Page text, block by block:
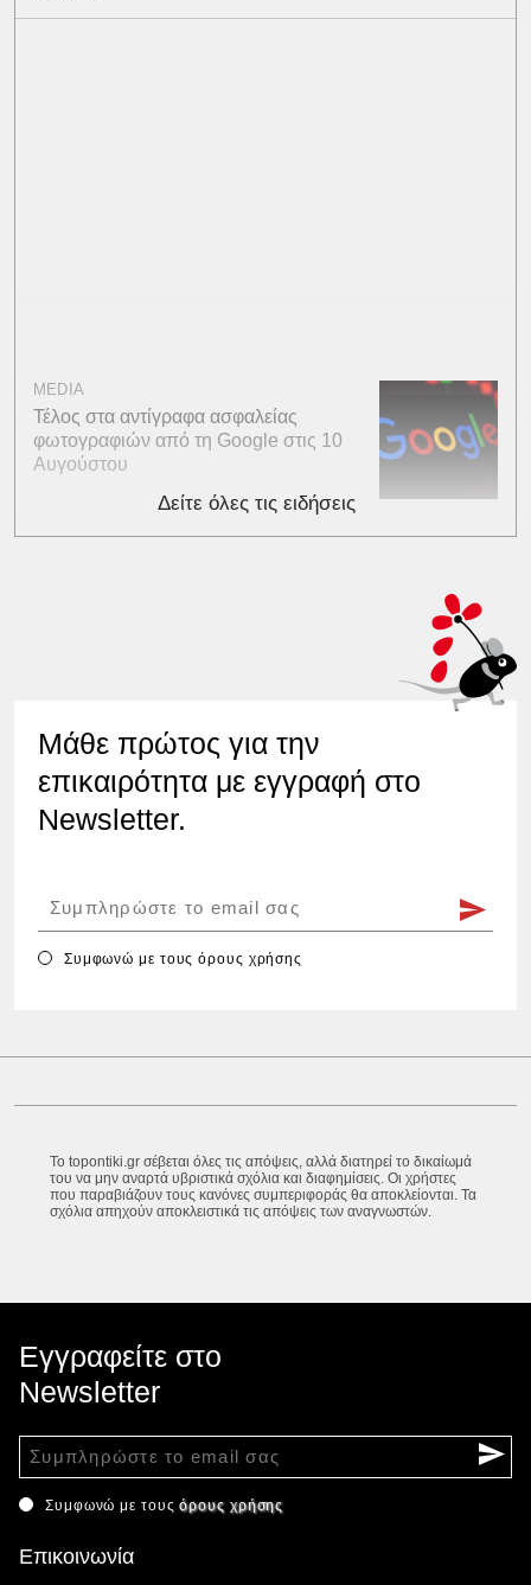
MEDIA
Τέλος στα αντίγραφα ασφαλείας
φωτογραφιών από τη Google στις 10
Αυγούστου
Δείτε όλες τις ειδήσεις
Μάθε πρώτος για την
επικαιρότητα με εγγραφή στο
Newsletter.
Συμφωνώ με τουςόρους χρήσης
Το topontiki.gr σέβεται όλες τις απόψεις, αλλά διατηρεί το δικαίωμά
του να μην αναρτά υβριστικά σχόλια και διαφημίσεις. Οι χρήστες
που παραβιάζουν τους κανόνες συμπεριφοράς θα αποκλείονται. Τα
σχόλια απηχούν αποκλειστικά τις απόψεις των αναγνωστών.
Εγγραφείτε στο
Newsletter
Συμφωνώ με τουςόρους χρήσης
Επικοινωνία